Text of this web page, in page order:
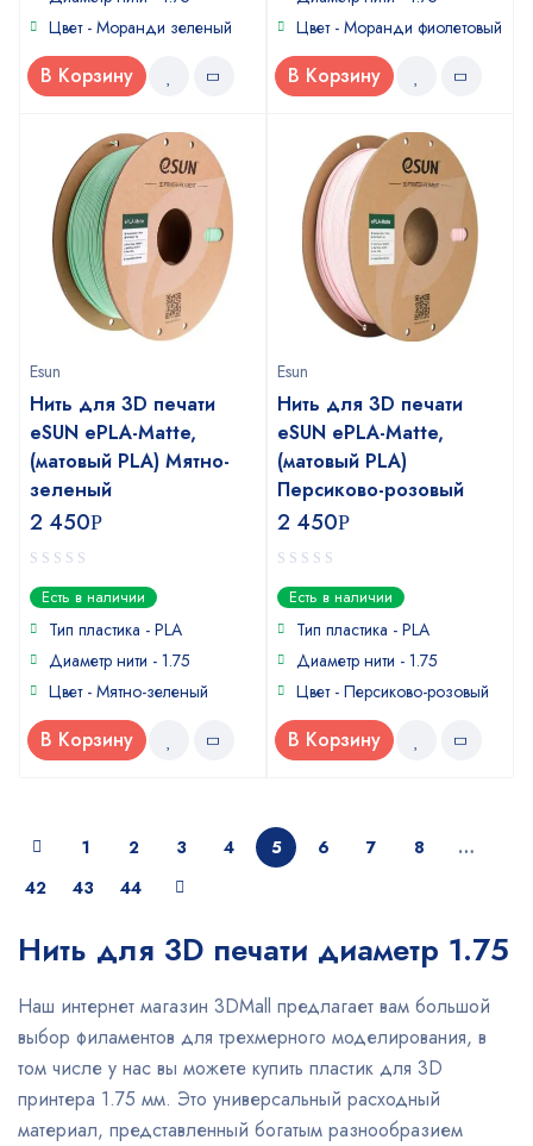
Цвет - Моранди зеленый
В Корзину
Цвет - Моранди фиолетовый
В Корзину
Esun
Нить для 3D печати
eSUN ePLA-Matte,
(матовый PLA) Мятно-
зеленый
2 450Р
0
out
of
Есть в наличии
Тип пластика - PLA
Диаметр нити - 1.75
Цвет - Мятно-зеленый
В Корзину
Esun
Нить для 3D печати
eSUN ePLA-Matte,
(матовый PLA)
Персиково-розовый
2 450Р
0
out
of
Есть в наличии
Тип пластика - PLA
Диаметр нити - 1.75
Цвет - Персиково-розовый
В Корзину
1 2 3 4 5 6 7 8
…
42
43 44
Нить для 3D печати диаметр 1.75
Наш интернет магазин 3DMall предлагает вам большой
выбор филаментов для трехмерного моделирования, в
том числе у нас вы можете купить пластик для 3D
принтера 1.75 мм. Это универсальный расходный
материал, представленный богатым разнообразием